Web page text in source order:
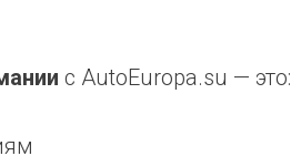
с AutoEuropa.su — это: